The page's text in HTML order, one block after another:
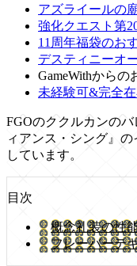
アズライールの
強化クエスト第
11周年福袋のお
デスティニーオ
GameWithからの
未経験可&完全
FGOのククルカンの
ィアンス・シング』
しています。
目次
概念礼装の性
フレーバーテ